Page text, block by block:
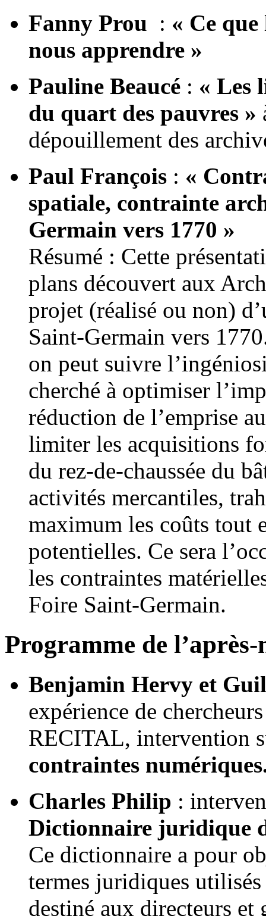
Fanny Prou : « Ce
nous apprendre »
Pauline Beaucé : « Les
du quart des pauvres »
dépouillement des
Paul François : «
spatiale, contrainte
Germain vers 1770 »
Résumé : Cette
plans découvert aux
projet (réalisé ou non)
Saint-Germain vers
on peut suivre
cherché à optimiser
réduction de l’emprise
limiter les acquisitions
du rez-de-chaussée du
activités mercantiles,
maximum les coûts tout
potentielles. Ce sera
les contraintes
Foire Saint-Germain.
Programme de
Benjamin Hervy et
expérience de
RECITAL, intervention
contraintes
Charles Philip :
Dictionnaire juridique
Ce dictionnaire a pour
termes juridiques
destiné aux directeurs et